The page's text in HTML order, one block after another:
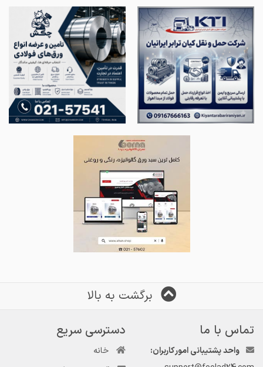
برگشت به بالا
تماس با ما
واحد پشتیبانی امور کاربران:
دسترسی سریع
خانه